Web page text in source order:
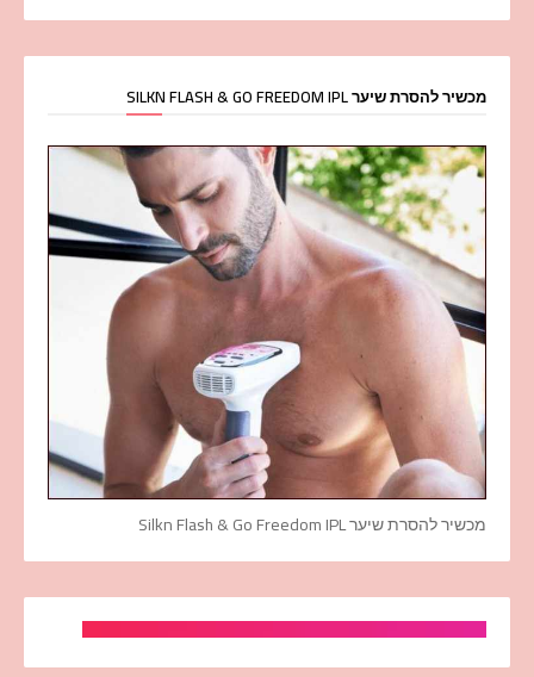
מכשיר להסרת שיער SILKN FLASH & GO FREEDOM IPL
מכשיר להסרת שיער Silkn Flash & Go Freedom IPL